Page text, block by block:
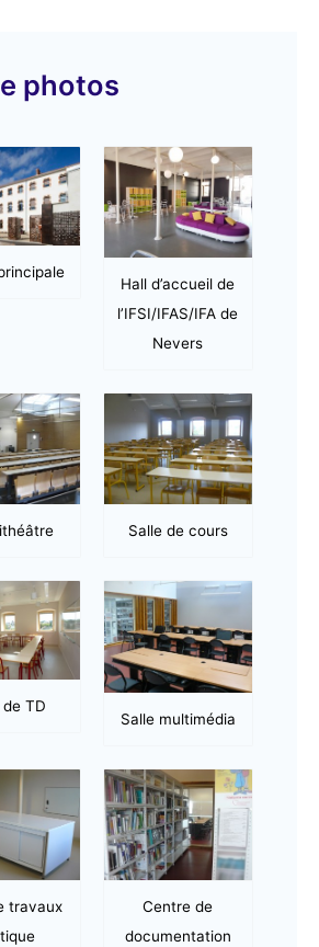
photos
Hall d’accueil de
l’IFSI/IFAS/IFA de
Nevers
Salle de cours
de TD
Salle multimédia
travaux
Centre de
documentation